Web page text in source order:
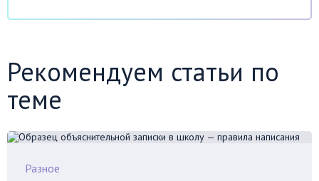
Рекомендуем статьи по
теме
Разное